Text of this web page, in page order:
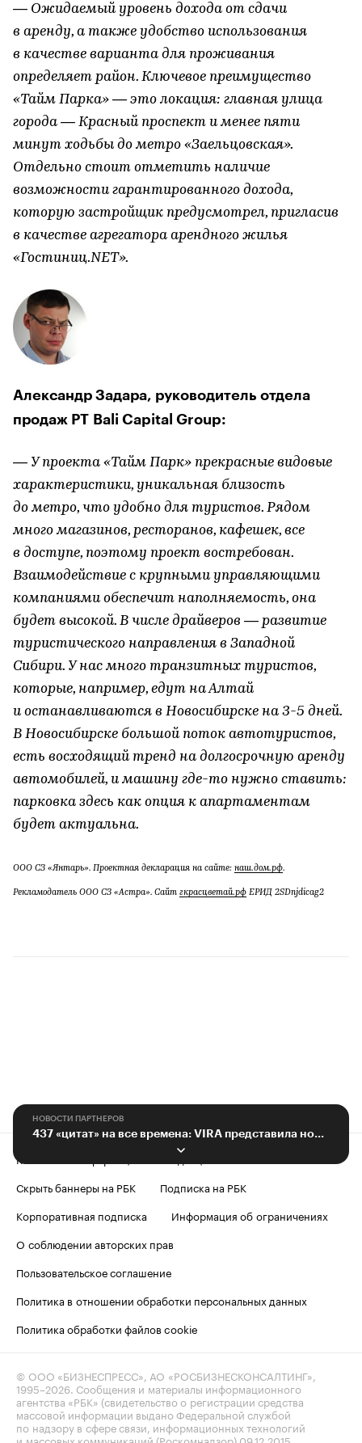
— Ожидаемый уровень дохода от сдачи
в аренду, а также удобство использования
в качестве варианта для проживания
определяет район. Ключевое преимущество
«Тайм Парка» — это локация: главная улица
города — Красный проспект и менее пяти
минут ходьбы до метро «Заельцовская».
Отдельно стоит отметить наличие
возможности гарантированного дохода,
которую застройщик предусмотрел, пригласив
в качестве агрегатора арендного жилья
«Гостиниц.NET».
Александр Задара, руководитель отдела
продаж PT Bali Capital Group:
— У проекта «Тайм Парк» прекрасные видовые
характеристики, уникальная близость
до метро, что удобно для туристов. Рядом
много магазинов, ресторанов, кафешек, все
в доступе, поэтому проект востребован.
Взаимодействие с крупными управляющими
компаниями обеспечит наполняемость, она
будет высокой. В числе драйверов — развитие
туристического направления в Западной
Сибири. У нас много транзитных туристов,
которые, например, едут на Алтай
и останавливаются в Новосибирске на 3-5 дней.
В Новосибирске большой поток автотуристов,
есть восходящий тренд на долгосрочную аренду
автомобилей, и машину где-то нужно ставить:
парковка здесь как опция к апартаментам
будет актуальна.
ООО СЗ «Янтарь». Проектная декларация на сайте: наш.дом.рф.
Рекламодатель ООО СЗ «Астра». Сайт гкрасцветай.рф ЕРИД 2SDnjdicag2
НОВОСТИ ПАРТНЕРОВ
437 «цитат» на все времена: VIRA представила новый амбициозный проект
Контактная информация
Скрыть баннеры на РБК
Подписка на РБК
Корпоративная подписка
Информация об ограничениях
О соблюдении авторских прав
Пользовательское соглашение
Политика в отношении обработки персональных данных
Политика обработки файлов cookie
© ООО «БИЗНЕСПРЕСС», АО «РОСБИЗНЕСКОНСАЛТИНГ»,
1995–2026. Сообщения и материалы информационного
агентства «РБК» (свидетельство о регистрации средства
массовой информации выдано Федеральной службой
по надзору в сфере связи, информационных технологий